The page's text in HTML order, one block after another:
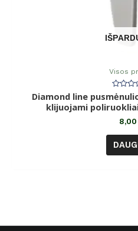
Visos
0
iš
Diamond line
klijuojami
8,00